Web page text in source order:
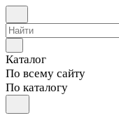
Каталог
По всему сайту
По каталогу